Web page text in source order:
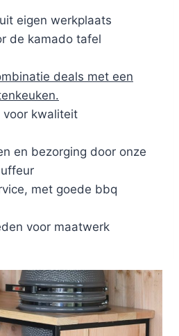
eigen werkplaats
de kamado tafel
deals met een
voor kwaliteit
en bezorging door onze
met goede bbq
voor maatwerk